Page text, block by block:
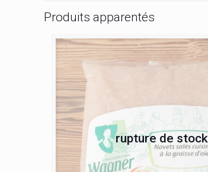
Produits apparentés
rupture de stock